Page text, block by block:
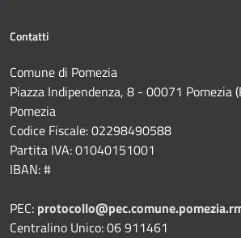
Contatti
Comune di Pomezia
Piazza Indipendenza, 8 - 00071 Pomezia
Pomezia
Codice Fiscale: 02298490588
Partita IVA: 01040151001
IBAN: #
PEC:
Centralino Unico: 06 911461